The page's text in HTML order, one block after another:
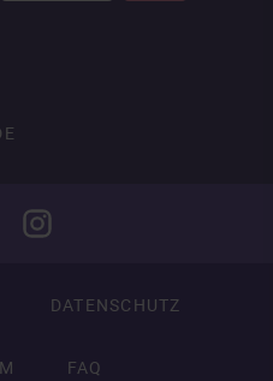
DATENSCHUTZ
FAQ